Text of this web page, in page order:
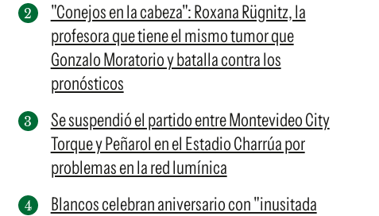
"Conejos en la cabeza": Roxana Rügnitz, la
profesora que tiene el mismo tumor que
Gonzalo Moratorio y batalla contra los
pronósticos
Se suspendió el partido entre Montevideo City
Torque y Peñarol en el Estadio Charrúa por
problemas en la red lumínica
Blancos celebran aniversario con "inusitada